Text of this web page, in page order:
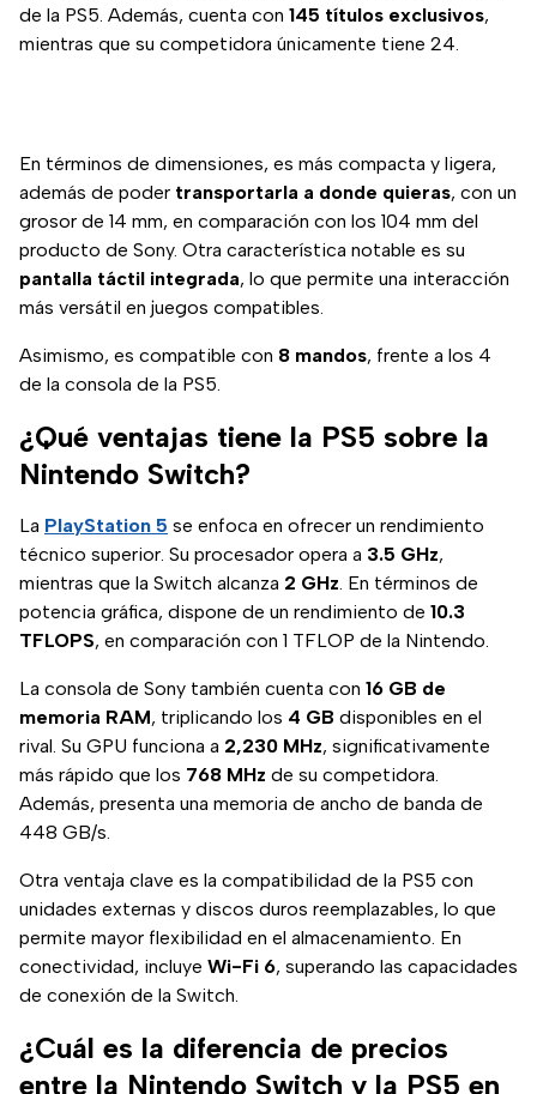
de la PS5. Además, cuenta con 145 títulos exclusivos,
mientras que su competidora únicamente tiene 24.
En términos de dimensiones, es más compacta y ligera,
además de poder transportarla a donde quieras, con un
grosor de 14 mm, en comparación con los 104 mm del
producto de Sony. Otra característica notable es su
pantalla táctil integrada, lo que permite una interacción
más versátil en juegos compatibles.
Asimismo, es compatible con 8 mandos, frente a los 4
de la consola de la PS5.
¿Qué ventajas tiene la PS5 sobre la
Nintendo Switch?
La PlayStation 5 se enfoca en ofrecer un rendimiento
técnico superior. Su procesador opera a 3.5 GHz,
mientras que la Switch alcanza 2 GHz. En términos de
potencia gráfica, dispone de un rendimiento de 10.3
TFLOPS, en comparación con 1 TFLOP de la Nintendo.
La consola de Sony también cuenta con 16 GB de
memoria RAM, triplicando los 4 GB disponibles en el
rival. Su GPU funciona a 2,230 MHz, significativamente
más rápido que los 768 MHz de su competidora.
Además, presenta una memoria de ancho de banda de
448 GB/s.
Otra ventaja clave es la compatibilidad de la PS5 con
unidades externas y discos duros reemplazables, lo que
permite mayor flexibilidad en el almacenamiento. En
conectividad, incluye Wi-Fi 6, superando las capacidades
de conexión de la Switch.
¿Cuál es la diferencia de precios
entre la Nintendo Switch y la PS5 en